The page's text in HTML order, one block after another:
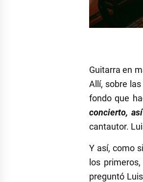
Guitarra en
Allí, sobre
fondo que
concierto,
cantautor.
Y así, como
los
preguntó